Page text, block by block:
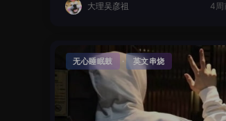
大理吴彦祖 4周
无心睡眠鼓 · 英文串烧